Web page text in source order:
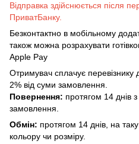
Відправка здійснюється після
ПриватБанку.
Безконтактно в мобільному
також можна розрахувати
Apple Pay
Отримувач сплачує перевізнику
2% від суми замовлення.
Повернення: протягом 14 днів
замовлення.
Обмін: протягом 14 днів, на
кольору чи розміру.